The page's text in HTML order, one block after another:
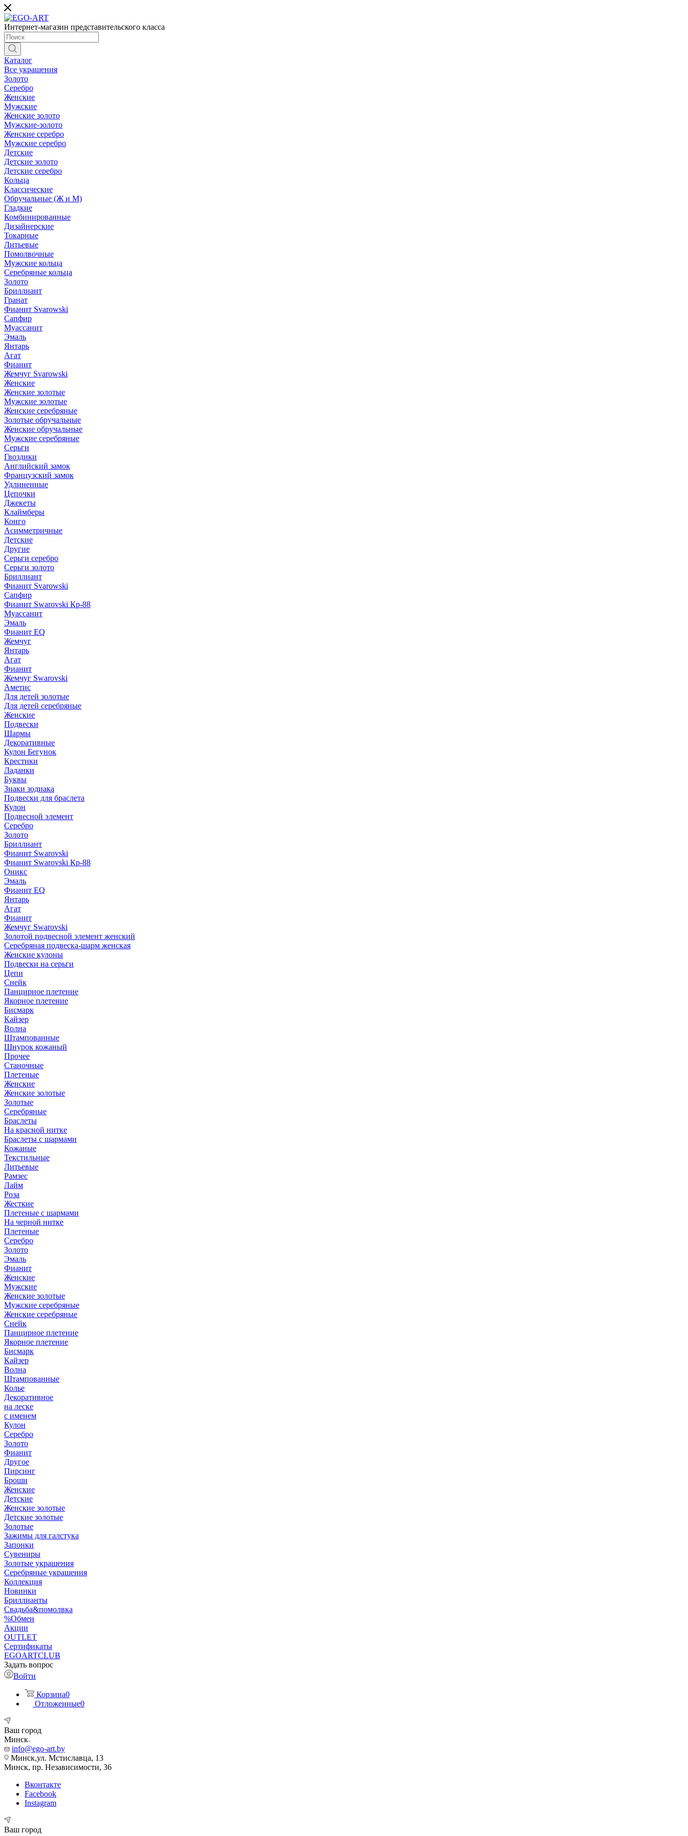
Интернет-магазин представительского класса
Каталог
Все украшения
Золото
Серебро
Женские
Мужские
Женские золото
Мужские-золото
Женские серебро
Мужские серебро
Детские
Детские золото
Детские серебро
Кольца
Классические
Обручальные (Ж и М)
Гладкие
Комбинированные
Дизайнерские
Токарные
Литьевые
Помолвочные
Мужские кольца
Серебряные кольца
Золото
Бриллиант
Гранат
Фианит Svarowski
Сапфир
Муассанит
Эмаль
Янтарь
Агат
Фианит
Жемчуг Svarowski
Женские
Женские золотые
Мужские золотые
Женские серебряные
Золотые обручальные
Женские обручальные
Мужские серебряные
Серьги
Гвоздики
Английский замок
Французский замок
Удлиненные
Цепочки
Джекеты
Клаймберы
Конго
Асимметричные
Детские
Другие
Серьги серебро
Серьги золото
Бриллиант
Фианит Svarowski
Сапфир
Фианит Swarovski Кр-88
Муассанит
Эмаль
Фианит EQ
Жемчуг
Янтарь
Агат
Фианит
Жемчуг Swarovski
Аметис
Для детей золотые
Для детей серебряные
Женские
Подвески
Шармы
Декоративные
Кулон Бегунок
Крестики
Ладанки
Буквы
Знаки зодиака
Подвески для браслета
Кулон
Подвесной элемент
Серебро
Золото
Бриллиант
Фианит Swarovski
Фианит Swarovski Кр-88
Оникс
Эмаль
Фианит EQ
Янтарь
Агат
Фианит
Жемчуг Swarovski
Золотой подвесной элемент женcкий
Серебряная подвеска-шарм женская
Женские кулоны
Подвески на серьги
Цепи
Снейк
Панцирное плетение
Якорное плетение
Бисмарк
Кайзер
Волна
Штампованные
Шнурок кожаный
Прочее
Станочные
Плетеные
Женские
Женские золотые
Золотые
Серебряные
Браслеты
На красной нитке
Браслеты с шармами
Кожаные
Текстильные
Литьевые
Рамзес
Лайм
Роза
Жесткие
Плетеные с шармами
На черной нитке
Плетеные
Серебро
Золото
Эмаль
Фианит
Женские
Мужские
Женские золотые
Мужские серебряные
Женские серебряные
Снейк
Панцирное плетение
Якорное плетение
Бисмарк
Кайзер
Волна
Штампованные
Колье
Декоративное
на леске
с именем
Кулон
Серебро
Золото
Фианит
Другое
Пирсинг
Броши
Женские
Детские
Женские золотые
Детские золотые
Золотые
Зажимы для галстука
Запонки
Сувениры
Золотые украшения
Серебряные украшения
Коллекция
Новинки
Бриллианты
Свадьба&помолвка
%Обмен
Акции
OUTLET
Сертификаты
EGOARTCLUB
Задать вопрос
Войти
Корзина0
Отложенные0
Ваш город
Минск
info@ego-art.by
Минск,ул. Мстиславца, 13
Минск, пр. Независимости, 36
Вконтакте
Facebook
Instagram
Ваш город